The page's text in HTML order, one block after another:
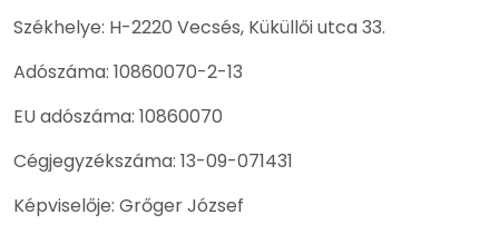
Székhelye: H-2220 Vecsés, Küküllői utca 33.
Adószáma: 10860070-2-13
EU adószáma: 10860070
Cégjegyzékszáma: 13-09-071431
Képviselője: Grőger József